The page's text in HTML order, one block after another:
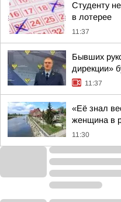
Студенту
в лотерее
11:37
Бывших
дирекции»
11:37
«Её знал
женщина в
11:30